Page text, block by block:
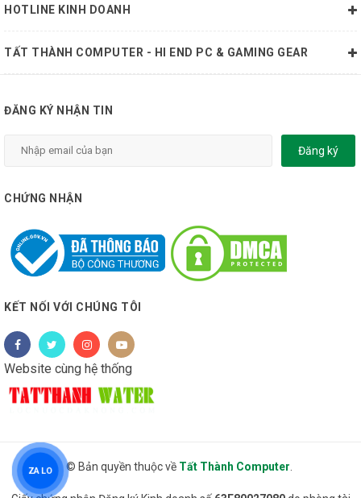
ZALO
HOTLINE KINH DOANH
TẤT THÀNH COMPUTER - HI END PC & GAMING GEAR
ĐĂNG KÝ NHẬN TIN
Đăng ký
CHỨNG NHẬN
KẾT NỐI VỚI CHÚNG TÔI
Website cùng hệ thống
© Bản quyền thuộc về Tất Thành Computer